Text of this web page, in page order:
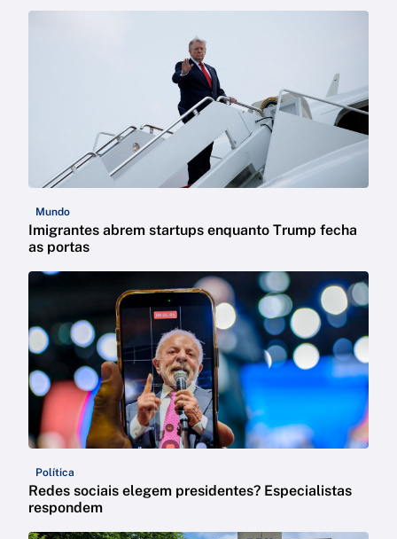
Mundo
Imigrantes abrem startups enquanto Trump fecha
as portas
Política
Redes sociais elegem presidentes? Especialistas
respondem